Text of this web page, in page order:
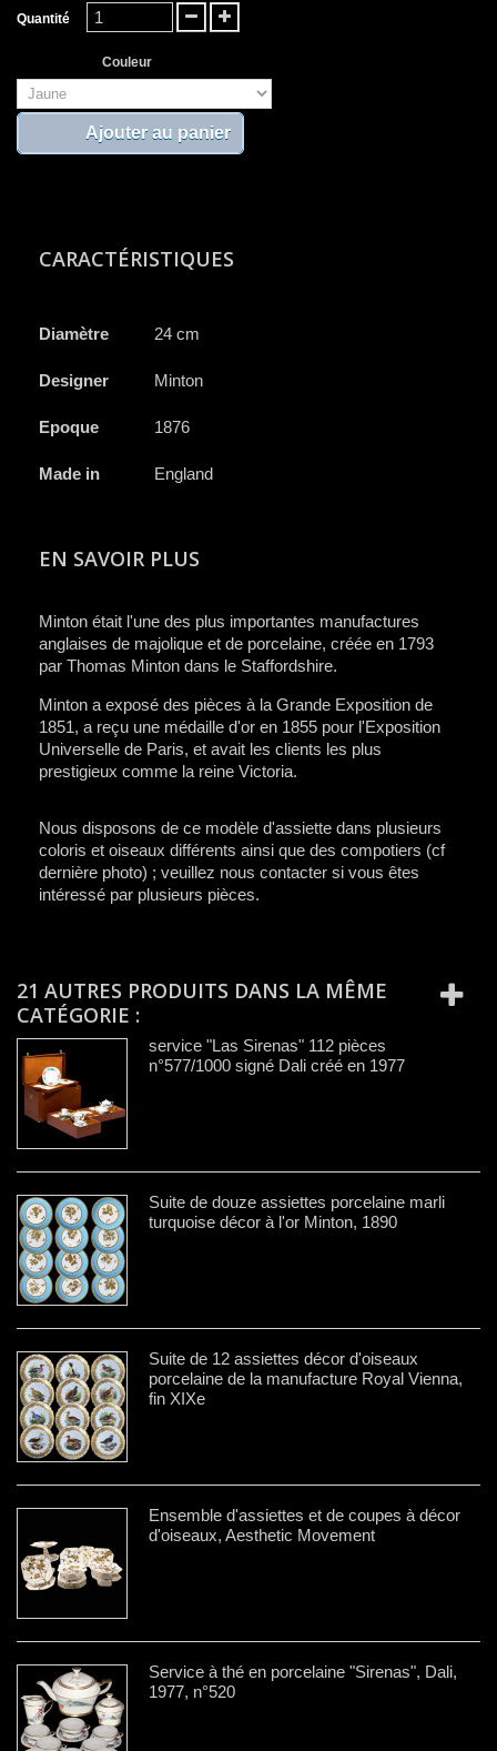
Quantité
Couleur
Ajouter au panier
CARACTÉRISTIQUES
Diamètre 24 cm
Designer Minton
Epoque 1876
Made in England
EN SAVOIR PLUS
Minton était l'une des plus importantes manufactures
anglaises de majolique et de porcelaine, créée en 1793
par Thomas Minton dans le Staffordshire.
Minton a exposé des pièces à la Grande Exposition de
1851, a reçu une médaille d'or en 1855 pour l'Exposition
Universelle de Paris, et avait les clients les plus
prestigieux comme la reine Victoria.
Nous disposons de ce modèle d'assiette dans plusieurs
coloris et oiseaux différents ainsi que des compotiers (cf
dernière photo) ; veuillez nous contacter si vous êtes
intéressé par plusieurs pièces.
21 AUTRES PRODUITS DANS LA MÊME
CATÉGORIE :
service "Las Sirenas" 112 pièces
n°577/1000 signé Dali créé en 1977
Suite de douze assiettes porcelaine marli
turquoise décor à l'or Minton, 1890
Suite de 12 assiettes décor d'oiseaux
porcelaine de la manufacture Royal Vienna,
fin XIXe
Ensemble d'assiettes et de coupes à décor
d'oiseaux, Aesthetic Movement
Service à thé en porcelaine "Sirenas", Dali,
1977, n°520